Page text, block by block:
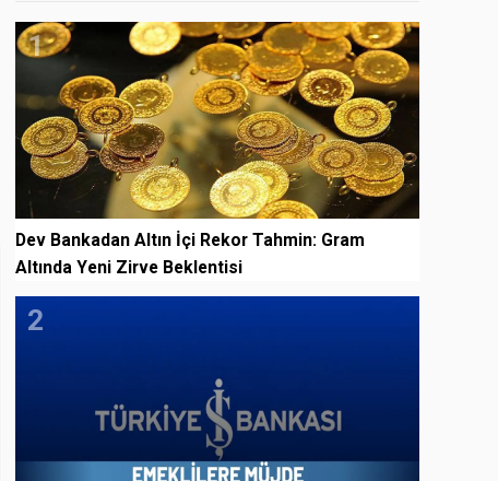
1
Dev Bankadan Altın İçi Rekor Tahmin: Gram
Altında Yeni Zirve Beklentisi
2